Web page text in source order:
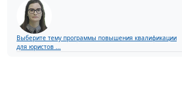
Выберите тему программы повышения квалификации
для юристов ...